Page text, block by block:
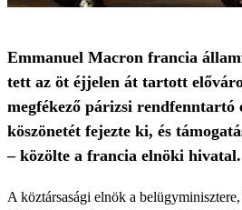
Emmanuel Macron francia
tett az öt éjjelen át tartott
megfékező párizsi rendfenntartó
köszönetét fejezte ki, és
– közölte a francia elnöki hivatal.
A köztársasági elnök a